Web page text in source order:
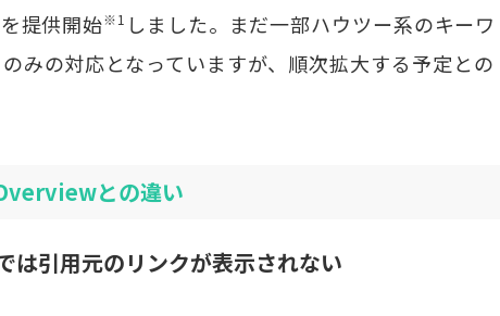
提供開始※1 しました。まだ一部ハウツー系のキーワ
みの対応となっていますが、順次拡大する予定との
との違い
は引用元のリンクが表示されない